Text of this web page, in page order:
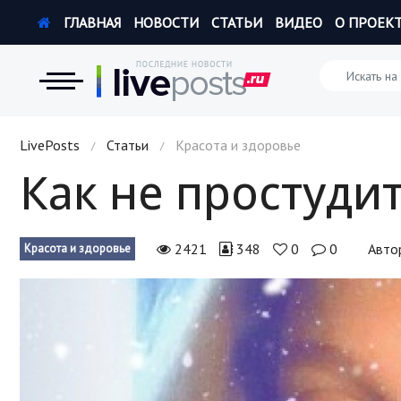
Новости
Экономика
Происшествия
Hi-Tech. Интернет
Наука и техника
ГЛАВНАЯ НОВОСТИ СТАТЬИ ВИДЕО О
LivePosts / Статьи / Красота и здоровье
Как не
Красота и здоровье 2421 348 0 0